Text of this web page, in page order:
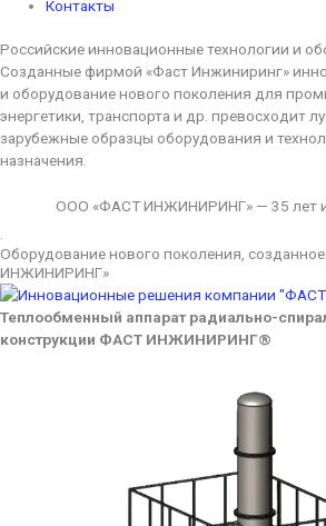
Контакты
Российские инновационные технологии и
Созданные фирмой «Фаст Инжиниринг»
и оборудование нового поколения для
энергетики, транспорта и др. превосходит
зарубежные образцы оборудования и
назначения.
«ФАСТ ИНЖИНИРИНГ» — 35 лет
Оборудование нового поколения,
ИНЖИНИРИНГ»
Теплообменный аппарат радиально-
конструкции ФАСТ ИНЖИНИРИНГ®